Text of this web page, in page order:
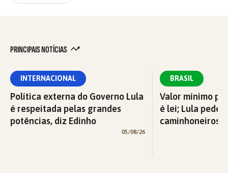
PRINCIPAIS NOTÍCIAS
INTERNACIONAL
Política externa do Governo Lula
é respeitada pelas grandes
potências, diz Edinho
05/08/26
BRASIL
Valor mínimo
é lei; Lula pede
caminhoneiros